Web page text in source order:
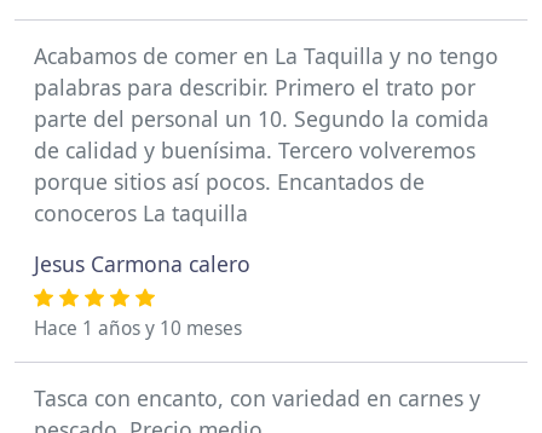
Acabamos de comer en La Taquilla y no tengo
palabras para describir. Primero el trato por
parte del personal un 10. Segundo la comida
de calidad y buenísima. Tercero volveremos
porque sitios así pocos. Encantados de
conoceros La taquilla
Jesus Carmona calero
Hace 1 años y 10 meses
Tasca con encanto, con variedad en carnes y